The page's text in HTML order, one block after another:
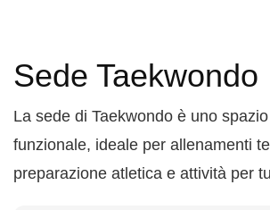
Sede Taekwondo
La sede di Taekwondo è uno
funzionale, ideale per allenamenti
preparazione atletica e attività per